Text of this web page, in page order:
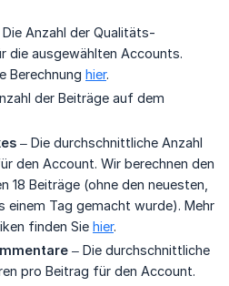
Die Anzahl der Qualitäts-
die ausgewählten Accounts.
Berechnung hier.
der Beiträge auf dem
– Die durchschnittliche Anzahl
den Account. Wir berechnen den
18 Beiträge (ohne den neuesten,
einem Tag gemacht wurde). Mehr
finden Sie hier.
– Die durchschnittliche
pro Beitrag für den Account.